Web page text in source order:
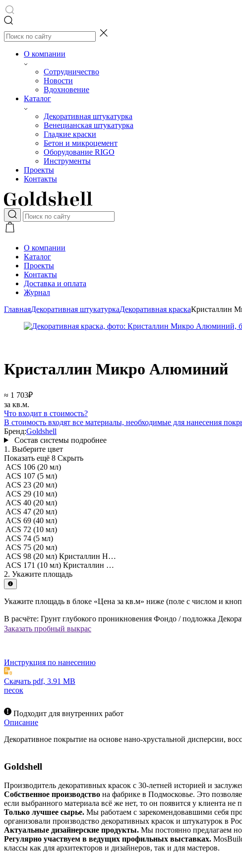
О компании
Сотрудничество
Новости
Вдохновение
Каталог
Декоративная штукатурка
Венецианская штукатурка
Гладкие краски
Бетон и микроцемент
Оборудование RIGO
Инструменты
Проекты
Контакты
О компании
Каталог
Проекты
Контакты
Доставка и оплата
Журнал
ГлавнаяДекоративная штукатуркаДекоративная краскаКристаллин
Кристаллин Микро Алюминий
≈ 1 703₽
за кв.м.
Что входит в стоимость?
В стоимость входят все материалы, необходимые для нанесения
Бренд:Goldshell
Состав системы подробнее
1. Выберите цвет
Показать ещё 8 Скрыть
ACS 106 (20 мл)
ACS 107 (5 мл)
ACS 23 (20 мл)
ACS 29 (10 мл)
ACS 40 (20 мл)
ACS 47 (20 мл)
ACS 69 (40 мл)
ACS 72 (10 мл)
ACS 74 (5 мл)
ACS 75 (20 мл)
ACS 98 (20 мл) Кристаллин Н…
ACS 171 (10 мл) Кристаллин …
2. Укажите площадь
Подсказка
по
калькулятору
Укажите площадь в блоке «Цена за кв.м» ниже (поле с числом и
В расчёте: Грунт глубокого проникновения Фондо / подложка
Заказать пробный выкрас
Инструкция по нанесению
Скачать pdf, 3.91 MB
песок
Подходит для внутренних работ
Описание
Декоративное покрытие на основе нано-хрустальной дисперсии,
Goldshell
Производитель декоративных красок с 30-летней историей и
Собственное производство на фабрике в Подмосковье. Это
если выбранного материала всё же нет, то он появится у клиента не
Только лучшее сырье. Мы работаем с зарекомендовавшими себя
организовали производство декоративных красок и штукатурок в
Актуальные дизайнерские продукты. Мы постоянно предлагаем
Регулярно участвуем в ведущих профильных выставках.
классы как для архитекторов и дизайнеров, так и для мастеров.